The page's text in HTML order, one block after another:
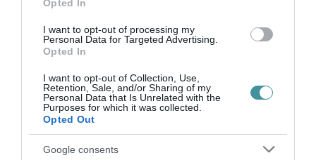
Opted In
I want to opt-out of processing my
Personal Data for Targeted Advertising.
Opted In
I want to opt-out of Collection, Use,
Retention, Sale, and/or Sharing of my
Personal Data that Is Unrelated with the
Purposes for which it was collected.
Opted Out
Google consents
BIZONYTALAN AZ EGER-BUDAPEST BUSZOK JÖVŐJE -